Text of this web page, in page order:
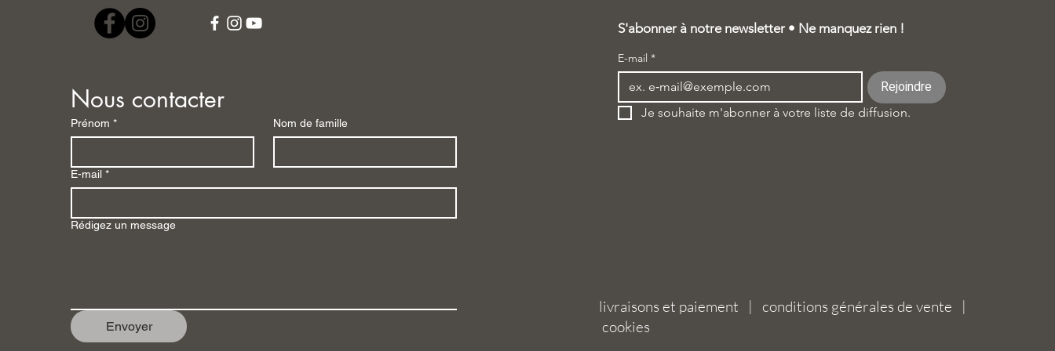
Nous contacter
Prénom * Nom de famille
E-mail *
Rédigez un message
Envoyer
S'abonner à notre newsletter • Ne manquez rien !
E-mail *
Rejoindre
Je souhaite m'abonner à votre liste de diffusion.
livraisons et paiement | conditions générales de vente |
cookies